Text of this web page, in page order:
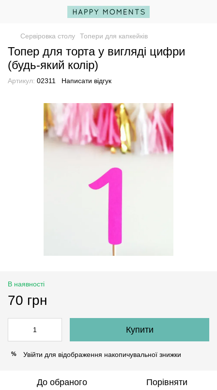
Сервіровка столу Топери для капкейків
Топер для торта у вигляді цифри
(будь-який колір)
Артикул: 02311 Написати відгук
В наявності
70 грн
Купити
% Увійти для відображення накопичувальної знижки
До обраного Порівняти